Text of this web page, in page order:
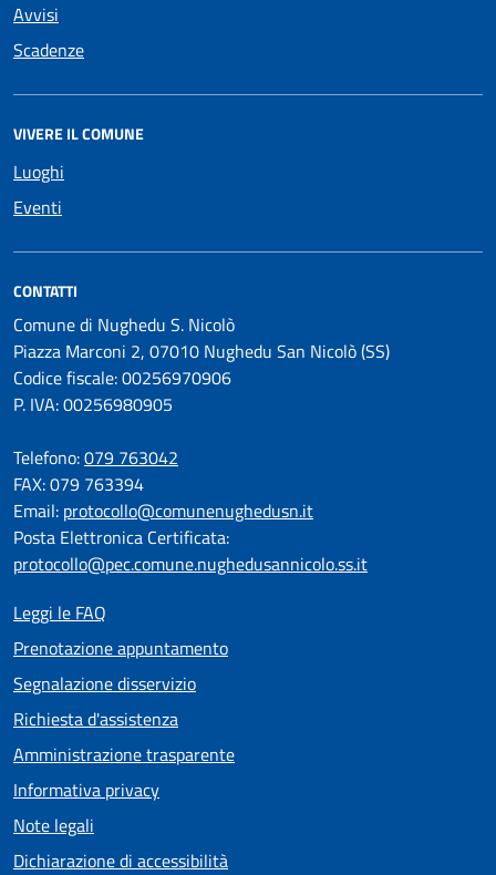
Avvisi
Scadenze
VIVERE IL COMUNE
Luoghi
Eventi
CONTATTI
Comune di Nughedu S. Nicolò
Piazza Marconi 2, 07010 Nughedu San Nicolò (SS)
Codice fiscale: 00256970906
P. IVA: 00256980905
Telefono:079 763042
FAX: 079 763394
Email: protocollo@comunenughedusn.it
Posta Elettronica Certificata:
protocollo@pec.comune.nughedusannicolo.ss.it
Leggi le FAQ
Prenotazione appuntamento
Segnalazione disservizio
Richiesta d'assistenza
Amministrazione trasparente
Informativa privacy
Note legali
Dichiarazione di accessibilità